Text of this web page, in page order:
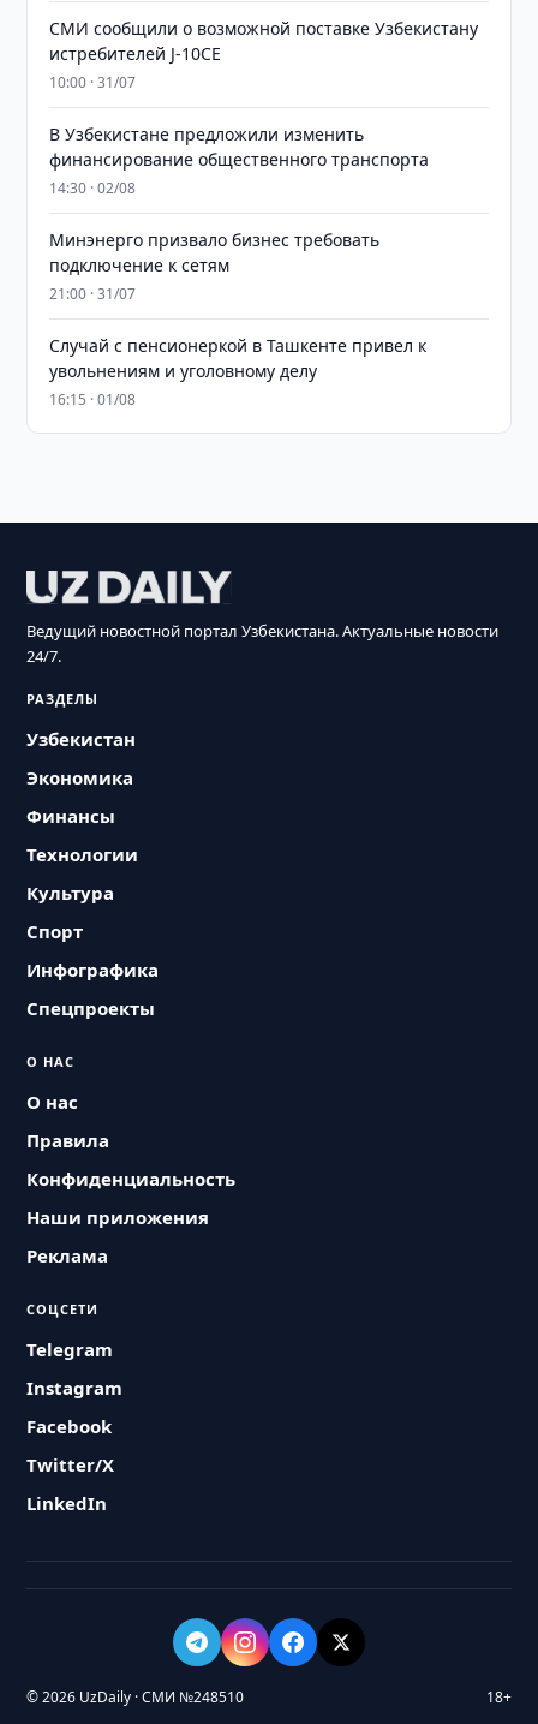
СМИ сообщили о возможной поставке Узбекистану
истребителей J-10CE
10:00 · 31/07
В Узбекистане предложили изменить
финансирование общественного транспорта
14:30 · 02/08
Минэнерго призвало бизнес требовать
подключение к сетям
21:00 · 31/07
Случай с пенсионеркой в Ташкенте привел к
увольнениям и уголовному делу
16:15 · 01/08
Ведущий новостной портал Узбекистана. Актуальные новости
24/7.
РАЗДЕЛЫ
Узбекистан
Экономика
Финансы
Технологии
Культура
Спорт
Инфографика
Спецпроекты
О НАС
О нас
Правила
Конфиденциальность
Наши приложения
Реклама
СОЦСЕТИ
Telegram
Instagram
Facebook
Twitter/X
LinkedIn
© 2026 UzDaily · СМИ №248510 18+